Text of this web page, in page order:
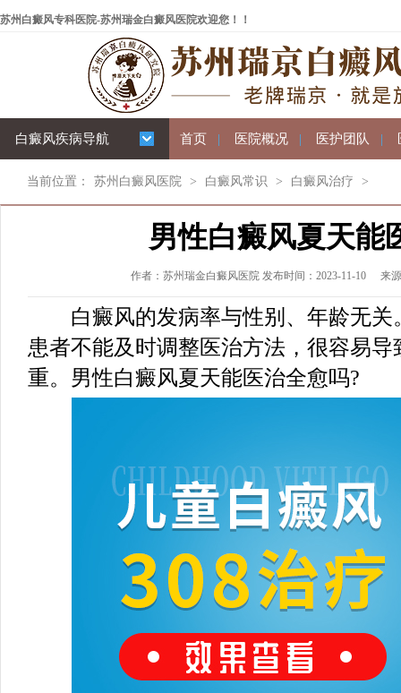
苏州白癜风专科医院-苏州瑞金白癜风医院欢迎您！！
白癜风疾病导航 首页 | 医院概况 | 医护团队 |
当前位置： 苏州白癜风医院 > 白癜风常识 > 白癜风治疗 >
男性白癜风夏天能
作者：苏州瑞金白癜风医院 发布时间：2023-11-10 来
白癜风的发病率与性别、年龄无关
患者不能及时调整医治方法，很容易
重。男性白癜风夏天能医治全愈吗?